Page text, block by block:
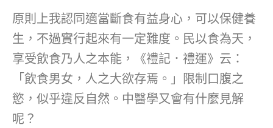
原則上我認同適當斷食有益身心，可以保健養
生，不過實行起來有一定難度。民以食為天，
享受飲食乃人之本能，《禮記．禮運》云：
「飲食男女，人之大欲存焉。」限制口腹之
慾，似乎違反自然。中醫學又會有什麼見解
呢？